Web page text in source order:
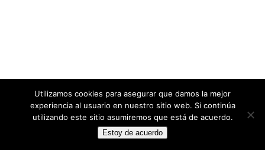
Utilizamos cookies para asegurar que damos la mejor
experiencia al usuario en nuestro sitio web. Si continúa
utilizando este sitio asumiremos que está de acuerdo.
Estoy de acuerdo